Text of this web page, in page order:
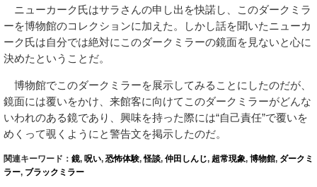
ニューカーク氏はサラさんの申し出を快諾し、このダークミラ
ーを博物館のコレクションに加えた。しかし話を聞いたニューカ
ーク氏は自分では絶対にこのダークミラーの鏡面を見ないと心に
決めたということだ。
博物館でこのダークミラーを展示してみることにしたのだが、
鏡面には覆いをかけ、来館客に向けてこのダークミラーがどんな
いわれのある鏡であり、興味を持った際には“自己責任”で覆いを
めくって覗くようにと警告文を掲示したのだ。
関連キーワード： 鏡, 呪い, 恐怖体験,怪談, 仲田しんじ, 超常現象, 博物館, ダークミ
ラー, ブラックミラー